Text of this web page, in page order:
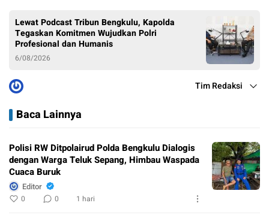
Lewat Podcast Tribun Bengkulu, Kapolda
Tegaskan Komitmen Wujudkan Polri
Profesional dan Humanis
6/08/2026
Tim Redaksi
Baca Lainnya
Polisi RW Ditpolairud Polda Bengkulu Dialogis
dengan Warga Teluk Sepang, Himbau Waspada
Cuaca Buruk
Editor
0 0 1 hari